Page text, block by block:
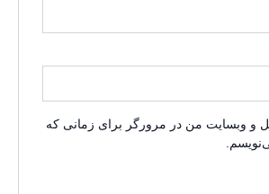
و وبسایت من در مرورگر برای زمانی که